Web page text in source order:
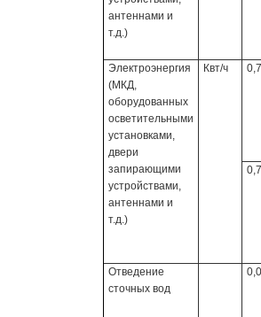
антеннами и
т.д.)
Электроэнергия
(МКД,
оборудованных
осветительными
установками,
двери
запирающими
устройствами,
антеннами и
т.д.)
Квт/ч
Отведение
сточных вод